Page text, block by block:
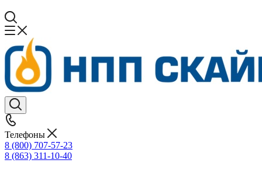
Телефоны
8 (800) 707-57-23
8 (863) 311-10-40